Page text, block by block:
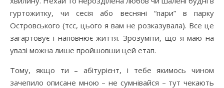
гуртожитку, чи сесія або весняні “пари” в парку
Островського (тсс, цього я вам не розказувала). Все це
загартовує і наповнює життя. Зрозуміти, що я маю на
увазі можна лише пройшовши цей етап.
Тому, якщо ти – абітурієнт, і тебе якимось чином
зачепило описане мною – не сумнівайся – тут чекають